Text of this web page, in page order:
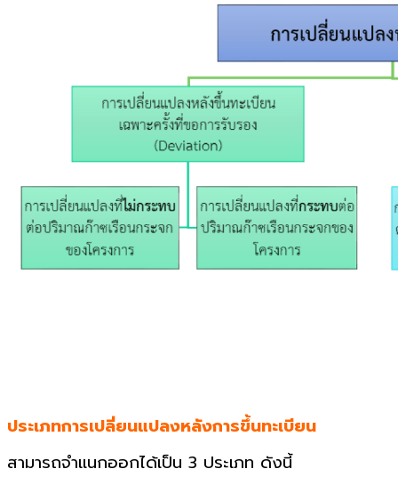
ประเภทการเปลี่ยนแปลงหลังการขึ้นทะเบียน
สามารถจำแนกออกได้เป็น 3 ประเภท ดังนี้